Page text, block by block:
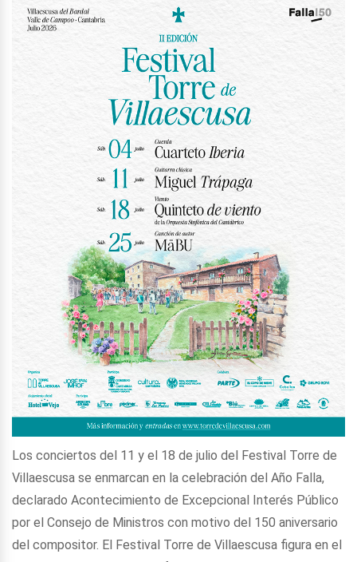
Los conciertos del 11 y el 18 de julio del Festival Torre de
Villaescusa se enmarcan en la celebración del Año Falla,
declarado Acontecimiento de Excepcional Interés Público
por el Consejo de Ministros con motivo del 150 aniversario
del compositor. El Festival Torre de Villaescusa figura en el